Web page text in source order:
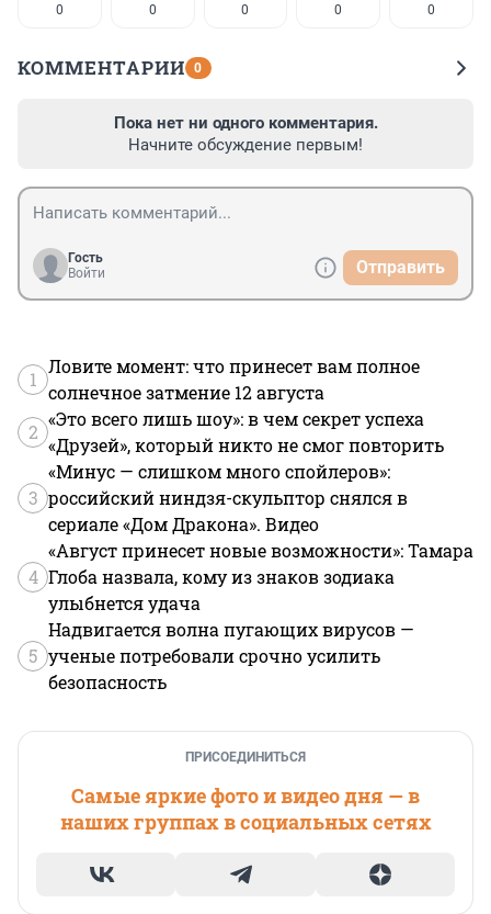
0 0 0 0 0
КОММЕНТАРИИ 0
Пока нет ни одного комментария.
Начните обсуждение первым!
Гость
Войти
Отправить
1
Ловите момент: что принесет вам полное
солнечное затмение 12 августа
2
«Это всего лишь шоу»: в чем секрет успеха
«Друзей», который никто не смог повторить
3
«Минус — слишком много спойлеров»:
российский ниндзя-скульптор снялся в
сериале «Дом Дракона». Видео
4
«Август принесет новые возможности»: Тамара
Глоба назвала, кому из знаков зодиака
улыбнется удача
5
Надвигается волна пугающих вирусов —
ученые потребовали срочно усилить
безопасность
ПРИСОЕДИНИТЬСЯ
Самые яркие фото и видео дня — в
наших группах в социальных сетях